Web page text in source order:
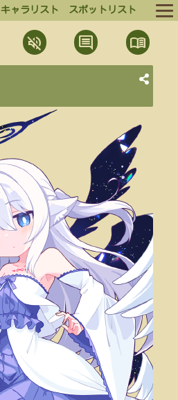
キャラリスト スポットリスト
ルール
ログアウト
volume_off
ミ
ト
comment
発
menu_book
結
果